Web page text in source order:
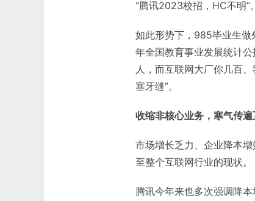
“腾讯2023校招，HC不明”。
如此形势下，985毕业生做
年全国教育事业发展统计
人，而互联网大厂你几百
塞牙缝”。
收缩非核心业务，寒气传遍
市场增长乏力、企业降本
至整个互联网行业的现状。
腾讯今年来也多次强调降